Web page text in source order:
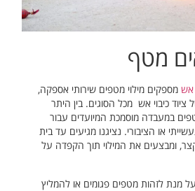
מטף
אש מספקים מילוי מטפים שירותי אספקה,
כיבוי אש מכל הסוגים. בין היתר
במעבדה מוסמכת המיועדים עבור
או הציבורי. נציגנו מגיעים עד בית
ומבצעים את המילוי תוך הקפדה על
מנת לזהות מטפים פגומים או להמליץ